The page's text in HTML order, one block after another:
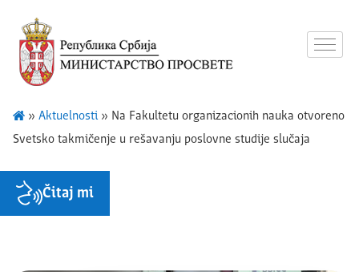
» Aktuelnosti» Na Fakultetu organizacionih nauka otvoreno
Svetsko takmičenje u rešavanju poslovne studije slučaja
Čitaj mi